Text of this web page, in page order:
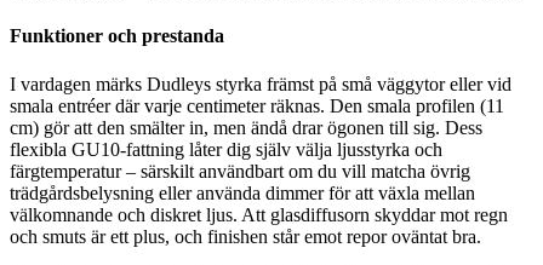
Funktioner och prestanda
I vardagen märks Dudleys styrka främst på små väggytor eller vid
smala entréer där varje centimeter räknas. Den smala profilen (11
cm) gör att den smälter in, men ändå drar ögonen till sig. Dess
flexibla GU10-fattning låter dig själv välja ljusstyrka och
färgtemperatur – särskilt användbart om du vill matcha övrig
trädgårdsbelysning eller använda dimmer för att växla mellan
välkomnande och diskret ljus. Att glasdiffusorn skyddar mot regn
och smuts är ett plus, och finishen står emot repor oväntat bra.